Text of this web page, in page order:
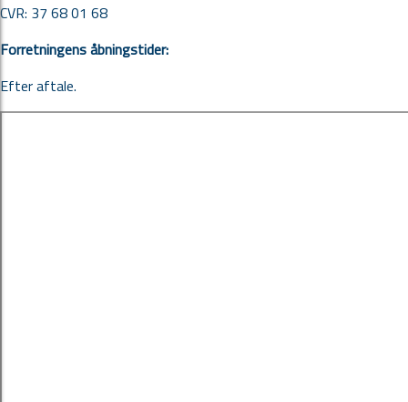
CVR: 37 68 01 68
Forretningens åbningstider:
Efter aftale.